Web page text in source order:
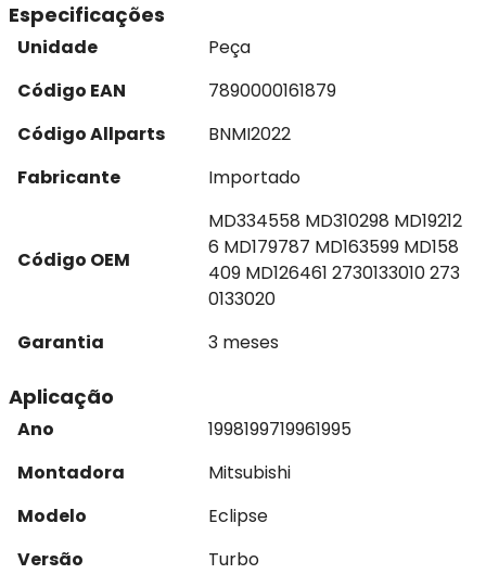
Especificações
Unidade
Peça
Código EAN
7890000161879
Código Allparts
BNMI2022
Fabricante
Importado
Código OEM
MD334558 MD310298 MD19212
6 MD179787 MD163599 MD158
409 MD126461 2730133010 273
0133020
Garantia
3 meses
Aplicação
Ano 1998199719961995
Montadora
Mitsubishi
Modelo
Eclipse
Versão
Turbo